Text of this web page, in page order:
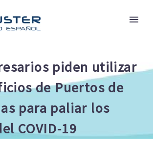
piden utilizar
de Puertos de
para paliar los
COVID-19